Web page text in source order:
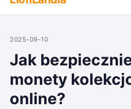
2025-09-10
Jak
monety
online?